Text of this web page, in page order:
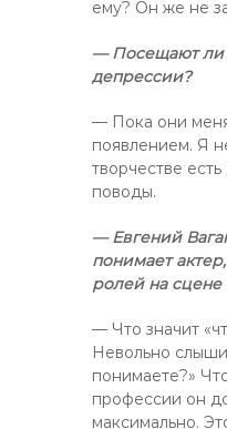
ему? Он же не
— Посещают ли
депрессии?
— Пока они
появлением. Я
творчестве
поводы.
— Евгений
понимает
ролей на
— Что значит
Невольно
понимаете?»
профессии он
максимально.